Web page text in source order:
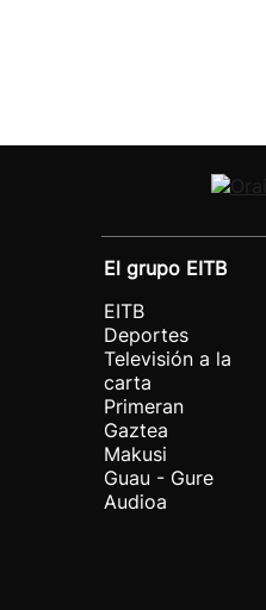
El grupo EITB
EITB
Deportes
Televisión a la
carta
Primeran
Gaztea
Makusi
Guau - Gure
Audioa